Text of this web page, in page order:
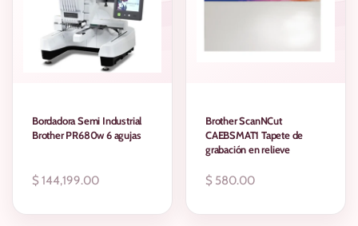
Bordadora Semi Industrial
Brother PR680w 6 agujas
Precio
$ 144,199.00
Brother ScanNCut
CAEBSMAT1 Tapete de
grabación en relieve
Precio
$ 580.00